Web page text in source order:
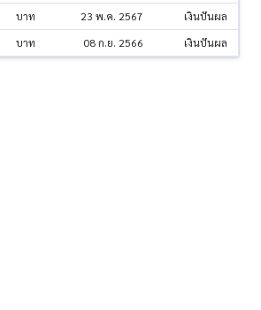
บาท 23 พ.ค. 2567
เงินปันผล
บาท 08 ก.ย. 2566 เงินปันผล